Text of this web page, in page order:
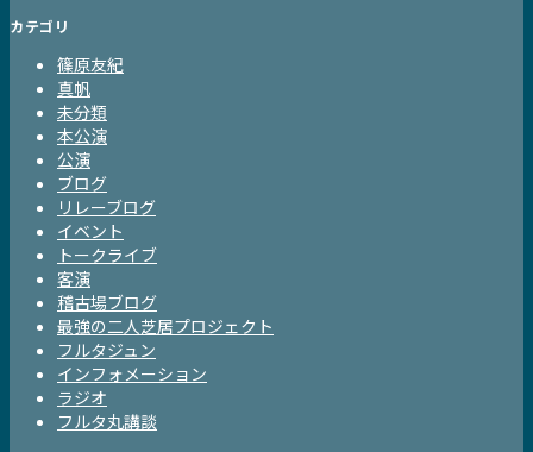
カテゴリ
篠原友紀
真帆
未分類
本公演
公演
ブログ
リレーブログ
イベント
トークライブ
客演
稽古場ブログ
最強の二人芝居プロジェクト
フルタジュン
インフォメーション
ラジオ
フルタ丸講談